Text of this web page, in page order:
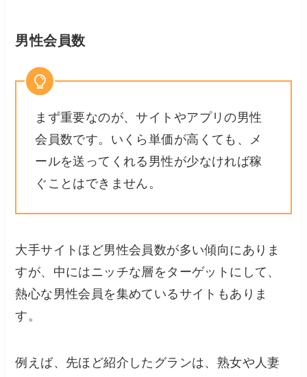
男性会員数
まず重要なのが、サイトやアプリの男性
会員数です。いくら単価が高くても、メ
ールを送ってくれる男性が少なければ稼
ぐことはできません。
大手サイトほど男性会員数が多い傾向にありま
すが、中にはニッチな層をターゲットにして、
熱心な男性会員を集めているサイトもありま
す。
例えば、先ほど紹介したグランは、熟女や人妻